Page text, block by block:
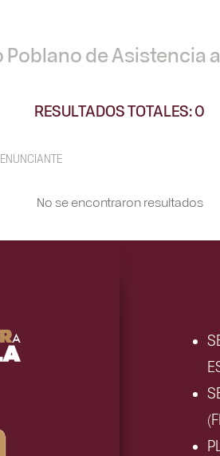
de Asistencia
RESULTADOS TOTALES: 0
No se encontraron resultados